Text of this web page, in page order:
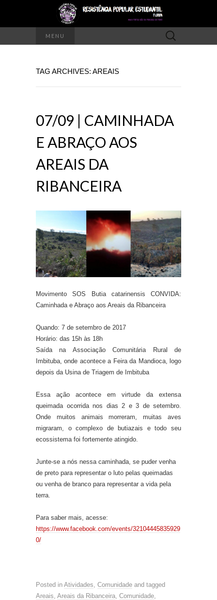
MENU
Pesquisar
por:
TAG ARCHIVES: AREAIS
07/09 | CAMINHADA
E ABRAÇO AOS
AREAIS DA
RIBANCEIRA
Movimento SOS Butia catarinensis CONVIDA:
Caminhada e Abraço aos Areais da Ribanceira
Quando: 7 de setembro de 2017
Horário: das 15h às 18h
Saída na Associação Comunitária Rural de
Imbituba, onde acontece a Feira da Mandioca, logo
depois da Usina de Triagem de Imbituba
Essa ação acontece em virtude da extensa
queimada ocorrida nos dias 2 e 3 de setembro.
Onde muitos animais morreram, muitas aves
migraram, o complexo de butiazais e todo seu
ecossistema foi fortemente atingido.
Junte-se a nós nessa caminhada, se puder venha
de preto para representar o luto pelas queimadas
ou venha de branco para representar a vida pela
terra.
Para saber mais, acesse:
https://www.facebook.com/events/32104445835929
0/
Posted in Atividades Comunidade and tagged
Areais Areais da Ribanceira Comunidade